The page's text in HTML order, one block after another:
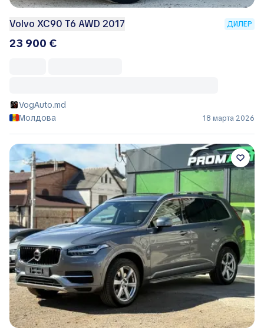
Volvo XC90 T6 AWD 2017 ДИЛЕР
23 900 €
VogAuto.md
Молдова
18 марта 2026